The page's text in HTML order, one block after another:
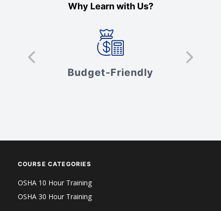
Why Learn with Us?
Budget-Friendly
COURSE CATEGORIES
OSHA 10 Hour Training
OSHA 30 Hour Training